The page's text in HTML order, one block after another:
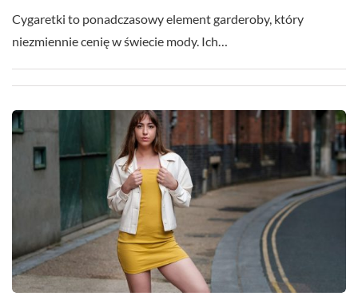
Cygaretki to ponadczasowy element garderoby, który
niezmiennie cenię w świecie mody. Ich…